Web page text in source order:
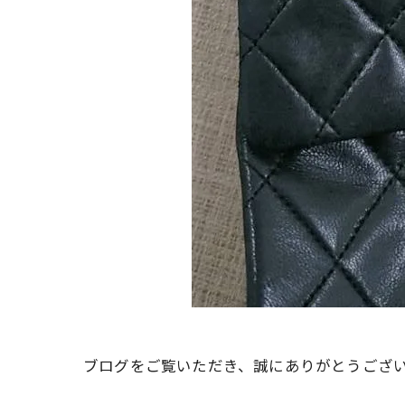
ブログをご覧いただき、誠にありがとうござ